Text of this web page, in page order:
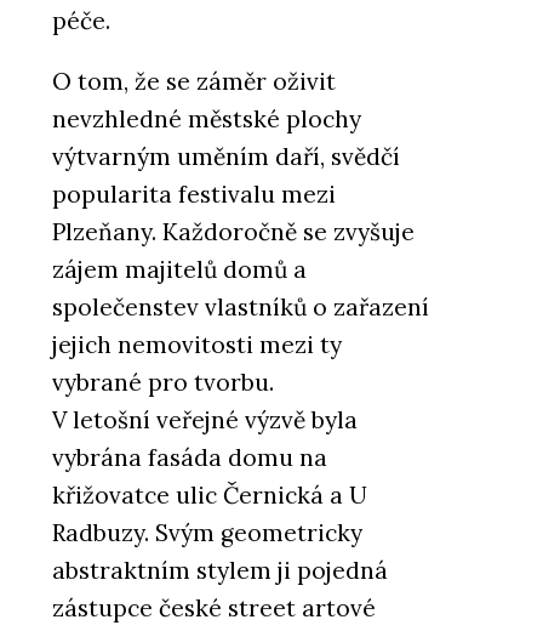
péče.
O tom, že se záměr oživit
nevzhledné městské plochy
výtvarným uměním daří, svědčí
popularita festivalu mezi
Plzeňany. Každoročně se zvyšuje
zájem majitelů domů a
společenstev vlastníků o zařazení
jejich nemovitosti mezi ty
vybrané pro tvorbu.
V letošní veřejné výzvě byla
vybrána fasáda domu na
křižovatce ulic Černická a U
Radbuzy. Svým geometricky
abstraktním stylem ji pojedná
zástupce české street artové